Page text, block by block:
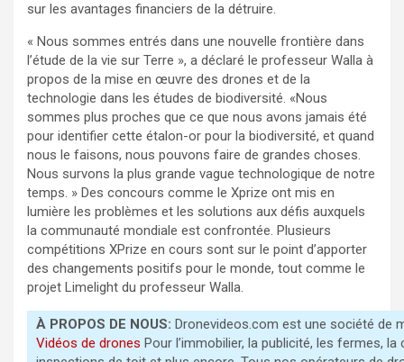
sur les avantages financiers de la détruire.
« Nous sommes entrés dans une nouvelle frontière dans
l’étude de la vie sur Terre », a déclaré le professeur Walla à
propos de la mise en œuvre des drones et de la
technologie dans les études de biodiversité. «Nous
sommes plus proches que ce que nous avons jamais été
pour identifier cette étalon-or pour la biodiversité, et quand
nous le faisons, nous pouvons faire de grandes choses.
Nous survons la plus grande vague technologique de notre
temps. » Des concours comme le Xprize ont mis en
lumière les problèmes et les solutions aux défis auxquels
la communauté mondiale est confrontée. Plusieurs
compétitions XPrize en cours sont sur le point d’apporter
des changements positifs pour le monde, tout comme le
projet Limelight du professeur Walla.
À PROPOS DE NOUS: Dronevideos.com est une société de
Vidéos de drones Pour l’immobilier, la publicité, les fermes,